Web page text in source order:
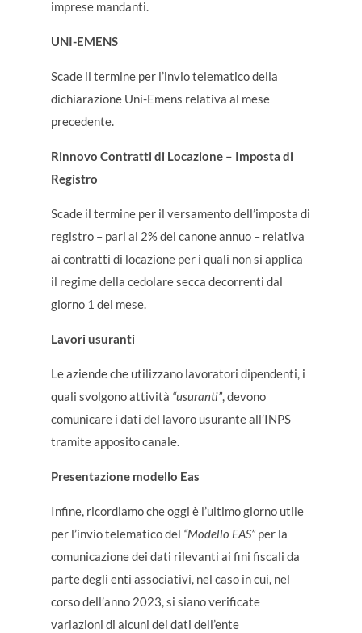
imprese mandanti.
UNI-EMENS
Scade il termine per l’invio telematico della
dichiarazione Uni-Emens relativa al mese
precedente.
Rinnovo Contratti di Locazione – Imposta di
Registro
Scade il termine per il versamento dell’imposta di
registro – pari al 2% del canone annuo – relativa
ai contratti di locazione per i quali non si applica
il regime della cedolare secca decorrenti dal
giorno 1 del mese.
Lavori usuranti
Le aziende che utilizzano lavoratori dipendenti, i
quali svolgono attività “usuranti”, devono
comunicare i dati del lavoro usurante all’INPS
tramite apposito canale.
Presentazione modello Eas
Infine, ricordiamo che oggi è l’ultimo giorno utile
per l’invio telematico del “Modello EAS”per la
comunicazione dei dati rilevanti ai fini fiscali da
parte degli enti associativi, nel caso in cui, nel
corso dell’anno 2023, si siano verificate
variazioni di alcuni dei dati dell’ente